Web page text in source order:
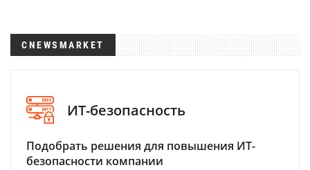
CNEWSMARKET
ИТ-безопасность
Подобрать решения для повышения ИТ-
безопасности компании